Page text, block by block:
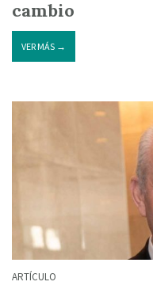
cambio
VER MÁS →
ARTÍCULO